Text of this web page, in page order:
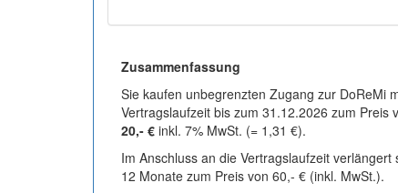
Zusammenfassung
Sie kaufen unbegrenzten Zugang zur DoReMi
Vertragslaufzeit bis zum 31.12.2026 zum Preis
20,- € inkl. 7% MwSt. (= 1,31 €).
Im Anschluss an die Vertragslaufzeit verlängert
12 Monate zum Preis von 60,- € (inkl. MwSt.).